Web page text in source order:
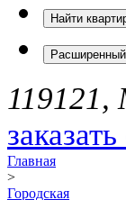
Найти
119121,
Главная
>
Городская